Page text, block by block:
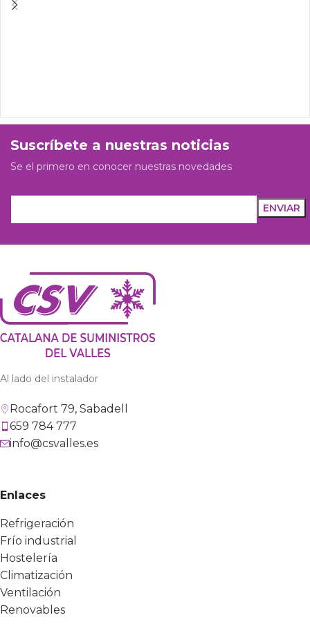
Suscríbete a nuestras noticias
Se el primero en conocer nuestras novedades
Al lado del instalador
Rocafort 79, Sabadell
659 784 777
info@csvalles.es
Enlaces
Refrigeración
Frío industrial
Hostelería
Climatización
Ventilación
Renovables